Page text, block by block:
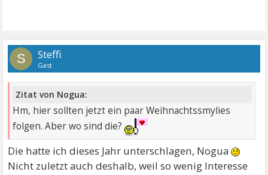
S Steffi
Gast
Zitat von Nogua:
Hm, hier sollten jetzt ein paar Weihnachtssmylies
folgen. Aber wo sind die?
Die hatte ich dieses Jahr unterschlagen, Nogua
Nicht zuletzt auch deshalb, weil so wenig Interesse